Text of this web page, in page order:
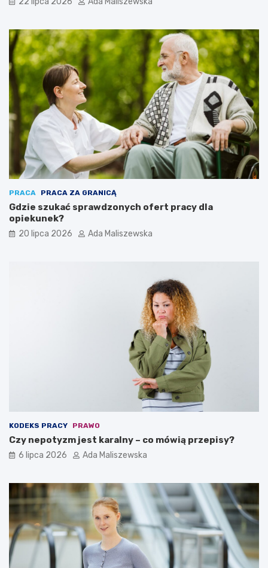
PRACA PRACA ZA GRANICĄ
Gdzie szukać sprawdzonych ofert pracy dla
opiekunek?
20 lipca 2026 Ada Maliszewska
KODEKS PRACY PRAWO
Czy nepotyzm jest karalny – co mówią przepisy?
6 lipca 2026 Ada Maliszewska